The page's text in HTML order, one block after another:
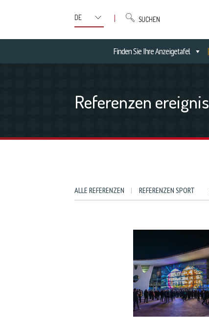
SUCHEN
Finden Sie Ihre Anzeigetafel
Referenzen ereignis
ALLE REFERENZEN REFERENZEN SPORT